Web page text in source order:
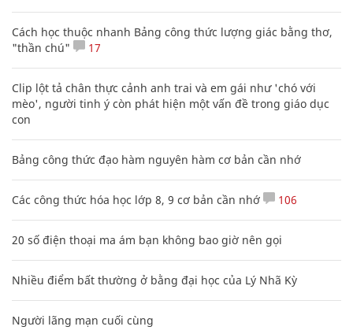
Cách học thuộc nhanh Bảng công thức lượng giác bằng thơ,
"thần chú"
17
Clip lột tả chân thực cảnh anh trai và em gái như 'chó với
mèo', người tinh ý còn phát hiện một vấn đề trong giáo dục
con
Bảng công thức đạo hàm nguyên hàm cơ bản cần nhớ
Các công thức hóa học lớp 8, 9 cơ bản cần nhớ 106
20 số điện thoại ma ám bạn không bao giờ nên gọi
Nhiều điểm bất thường ở bằng đại học của Lý Nhã Kỳ
Người lãng mạn cuối cùng